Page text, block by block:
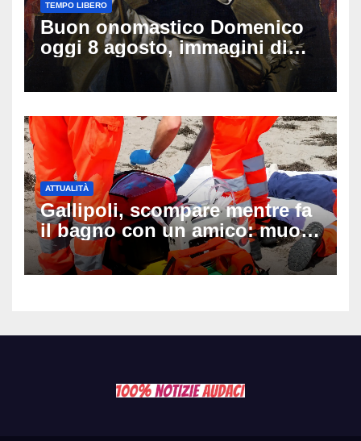
TEMPO LIBERO
Buon onomastico Domenico
oggi 8 agosto, immagini di
auguri da condividere
ATTUALITÀ
Gallipoli, scompare mentre fa
il bagno con un amico: muore
a 19 anni dopo 45 minuti di
disperati tentativi di